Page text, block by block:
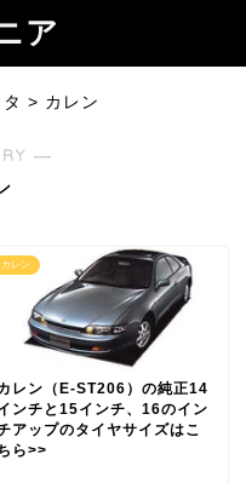
ア
タ > カレン
―
カレン
レン（E-ST206）の純正14
ンチと15インチ、16のイン
アップのタイヤサイズはこ
ら>>